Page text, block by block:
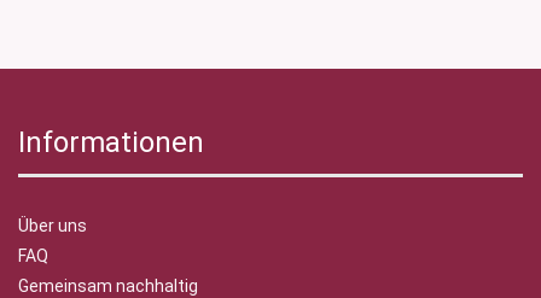
Informationen
Über uns
FAQ
Gemeinsam nachhaltig